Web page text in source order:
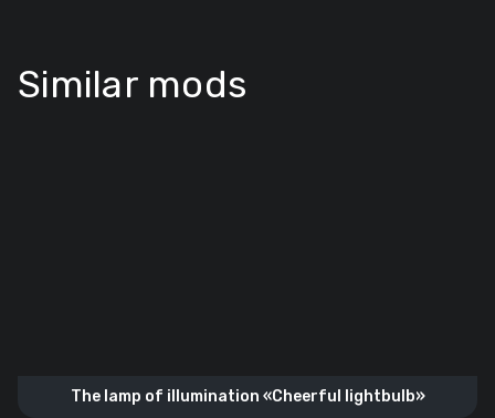
Similar mods
The lamp of illumination «Cheerful lightbulb»